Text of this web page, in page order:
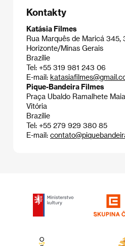
Kontakty
Katásia Filmes
Rua Marquês de Maricá
Horizonte/Minas Gerais
Brazílie
Tel: +55 319 981 243 06
E-mail:
Pique-Bandeira Filmes
Praça Ubaldo Ramalhete
Vitória
Brazílie
Tel: +55 279 929 380 85
E-mail: